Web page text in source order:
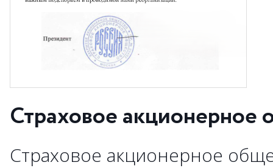
Страховое акционерное
Страховое акционерное